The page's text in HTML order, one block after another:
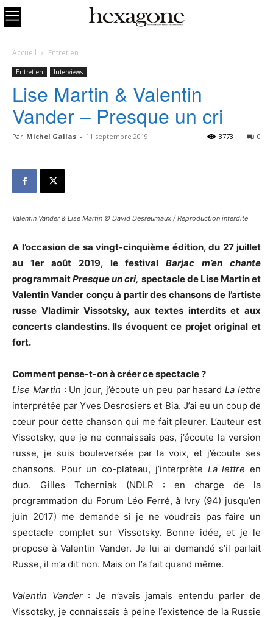
Accueil Entretien
Entretien Interviews
Lise Martin & Valentin
Vander – Presque un cri
Par Michel Gallas - 11 septembre 2019 0
3773
Valentin Vander & Lise Martin © David Desreumaux / Reproduction interdite
A l’occasion de sa vingt-cinquième édition, du 27 juillet
au 1er août 2019, le festivalBarjac m’en chante
programmaitPresque un cri, spectacle de Lise Martin et
Valentin Vander conçu à partir des chansons de l’artiste
russe Vladimir Vissotsky, aux textes interdits et aux
concerts clandestins. Ils évoquent ce projet original et
fort.
Comment pense-t-on à créer ce spectacle ?
Lise Martin : Un jour, j’écoute un peu par hasardLa lettre
interprétée par Yves Desrosiers et Bia. J’ai eu un coup de
cœur pour cette chanson qui me fait pleurer. L’auteur est
Vissotsky, que je ne connaissais pas, j’écoute la version
russe, je suis bouleversée par la voix, et j’écoute ses
chansons. Pour un co-plateau, j’interprète La lettre en
duo. Gilles Tcherniak (NDLR : en charge de la
programmation du Forum Léo Ferré, à Ivry (94) jusqu’en
juin 2017) me demande si je ne voudrais pas faire un
spectacle complet sur Vissotsky. Bonne idée, et je le
propose à Valentin Vander. Je lui ai demandé s’il parlait
Russe, il m’a dit non. Mais on l’a fait quand même.
Valentin Vander: Je n’avais jamais entendu parler de
Vissotsky, je connaissais à peine l’existence de la Russie